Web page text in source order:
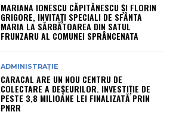
MARIANA IONESCU CĂPITĂNESCU ȘI FLORIN
GRIGORE, INVITAȚI SPECIALI DE SFÂNTA
MARIA LA SĂRBĂTOAREA DIN SATUL
FRUNZARU AL COMUNEI SPRÂNCENATA
ADMINISTRAȚIE
CARACAL ARE UN NOU CENTRU DE
COLECTARE A DEȘEURILOR. INVESTIȚIE DE
PESTE 3,8 MILIOANE LEI FINALIZATĂ PRIN
PNRR